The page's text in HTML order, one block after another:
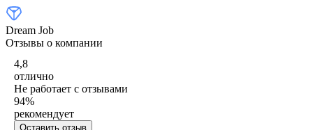
Dream Job
Отзывы о компании
4,8
отлично
Не работает с отзывами
94%
рекомендует
Оставить отзыв